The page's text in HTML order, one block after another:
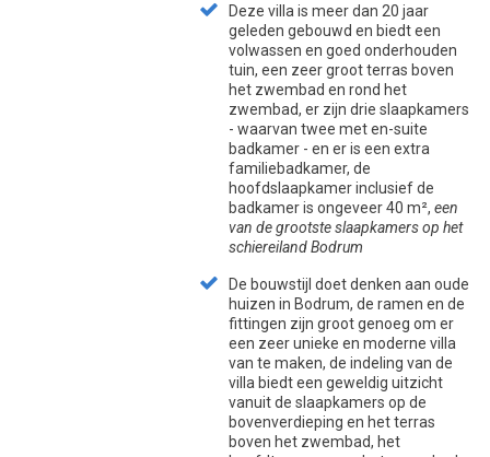
Deze villa is meer dan 20 jaar
geleden gebouwd en biedt een
volwassen en goed onderhouden
tuin, een zeer groot terras boven
het zwembad en rond het
zwembad, er zijn drie slaapkamers
- waarvan twee met en-suite
badkamer - en er is een extra
familiebadkamer, de
hoofdslaapkamer inclusief de
badkamer is ongeveer 40 m²,een
van de grootste slaapkamers op het
schiereiland Bodrum
De bouwstijl doet denken aan oude
huizen in Bodrum, de ramen en de
fittingen zijn groot genoeg om er
een zeer unieke en moderne villa
van te maken, de indeling van de
villa biedt een geweldig uitzicht
vanuit de slaapkamers op de
bovenverdieping en het terras
boven het zwembad, het